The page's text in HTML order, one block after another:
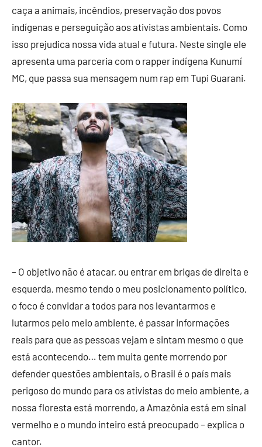
caça a animais, incêndios, preservação dos povos
indígenas e perseguição aos ativistas ambientais. Como
isso prejudica nossa vida atual e futura. Neste single ele
apresenta uma parceria com o rapper indígena Kunumí
MC, que passa sua mensagem num rap em Tupi Guarani.
– O objetivo não é atacar, ou entrar em brigas de direita e
esquerda, mesmo tendo o meu posicionamento político,
o foco é convidar a todos para nos levantarmos e
lutarmos pelo meio ambiente, é passar informações
reais para que as pessoas vejam e sintam mesmo o que
está acontecendo… tem muita gente morrendo por
defender questões ambientais, o Brasil é o país mais
perigoso do mundo para os ativistas do meio ambiente, a
nossa floresta está morrendo, a Amazônia está em sinal
vermelho e o mundo inteiro está preocupado – explica o
cantor.